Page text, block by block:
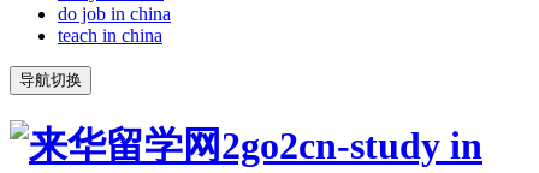
do job in china
teach in china
导航切换